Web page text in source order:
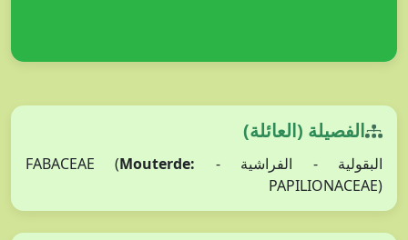
الفصيلة (العائلة)
البقولية - الفراشية - FABACEAE ( Mouterde:
PAPILIONACEAE)